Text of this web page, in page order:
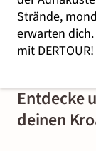
Strände,
erwarten
mit DERTOUR!
Entdecke
deinen